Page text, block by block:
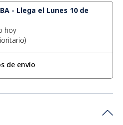
- Llega el Lunes 10 de
hoy
de envío